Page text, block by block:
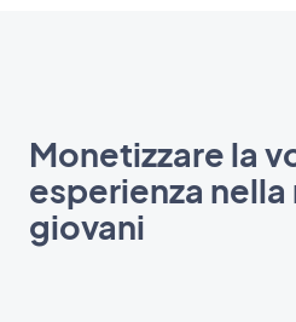
Monetizzare la
esperienza nella
giovani